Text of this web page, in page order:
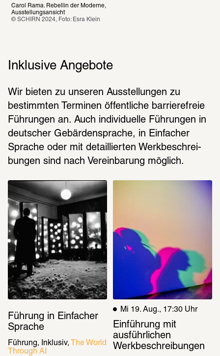
Carol Rama. Rebellin der Moderne,
Ausstellungsansicht
© SCHIRN 2024, Foto: Esra Klein
Inklusive Angebote
Wir bieten zu unse­ren Ausstel­lun­gen zu
bestimm­ten Termi­nen öffent­li­che barrie­re­freie
Führun­gen an. Auch indi­vi­du­elle Führun­gen in
deut­scher Gebär­den­spra­che, in Einfacher
Spra­che oder mit detail­lier­ten Werk­be­schrei­
bun­gen sind nach Verein­ba­rung möglich.
Führung in Einfacher
Sprache
Führung Inklusiv
The World
Through AI
Mi 19. Aug., 17:30 Uhr
Einführung mit
ausführlichen
Werkbeschreibungen